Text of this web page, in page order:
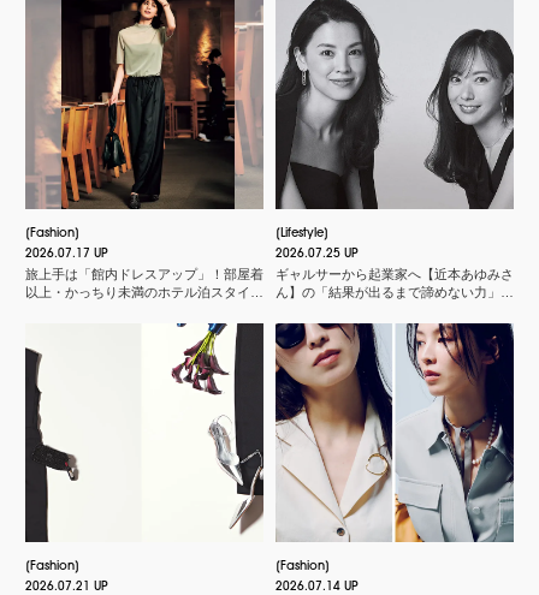
Fashion
2026.07.17 UP
旅上手は「館内ドレスアップ」！部屋着
以上・かっちり未満のホテル泊スタイル
Lifestyle
2026.07.25 UP
ギャルサーから起業家へ【近本あゆみさ
ん】の「結果が出るまで諦めない力」と
Fashion
2026.07.21 UP
Fashion
2026.07.14 UP